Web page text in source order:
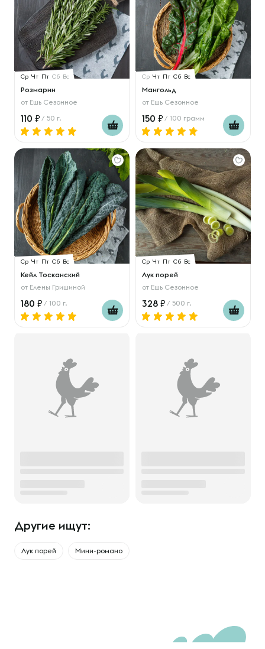
Ср Чт Пт Сб Вс
Розмарин
от Ешь Сезонное
110 / 50 г.
Ср Чт Пт Сб Вс
Мангольд
от Ешь Сезонное
150 / 100 грамм
Ср Чт Пт Сб Вс
Кейл Тосканский
от Елены Гришиной
180 / 100 г.
Ср Чт Пт Сб Вс
Лук порей
от Ешь Сезонное
328 / 500 г.
Другие ищут:
Лук порей Мини-романо